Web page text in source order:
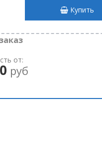
Купить
от:
руб